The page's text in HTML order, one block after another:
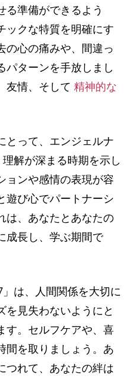
る準備ができるよう
ックな特質を明確にす
の心の痛みや、間違っ
パターンを手放しまし
友情、そして 精神的な
とって、エンジェルナ
解が深まる時期を示し
ョンや感情の表現が容
遊び心でパートナーシ
は、あなたとあなたの
成長し、学ぶ期間で
は、人間関係を大切に
を見失わないようにと
す。セルフケアや、喜
間を取りましょう。あ
つれて、あなたの絆は